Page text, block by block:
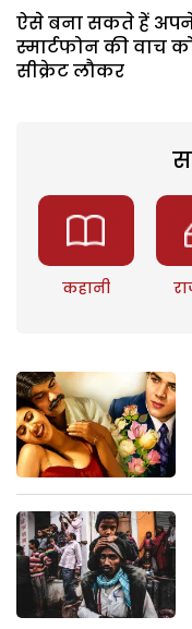
ऐसे बना सकते हें
स्मार्टफोन की वाच
सीक्रेट लौकर
कहानी